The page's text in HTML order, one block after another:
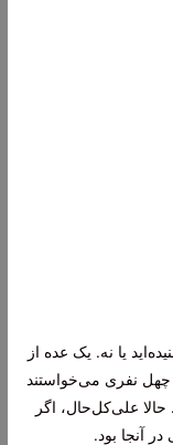
یا نه. یک عده از
چهل نفری می‌خواستند
علی‌کل‌حال، اگر
آنجا بود.